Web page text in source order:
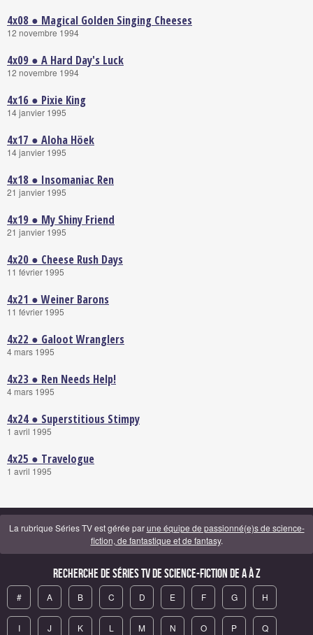
4x08 ● Magical Golden Singing Cheeses
12 novembre 1994
4x09 ● A Hard Day's Luck
12 novembre 1994
4x16 ● Pixie King
14 janvier 1995
4x17 ● Aloha Höek
14 janvier 1995
4x18 ● Insomaniac Ren
21 janvier 1995
4x19 ● My Shiny Friend
21 janvier 1995
4x20 ● Cheese Rush Days
11 février 1995
4x21 ● Weiner Barons
11 février 1995
4x22 ● Galoot Wranglers
4 mars 1995
4x23 ● Ren Needs Help!
4 mars 1995
4x24 ● Superstitious Stimpy
1 avril 1995
4x25 ● Travelogue
1 avril 1995
La rubrique Séries TV est gérée parune équipe de passionné(e)s de science-
fiction, de fantastique et de fantasy.
Recherche de Séries TV de science-fiction de A à Z
# A B C D E F G H
I J K L M N O P Q